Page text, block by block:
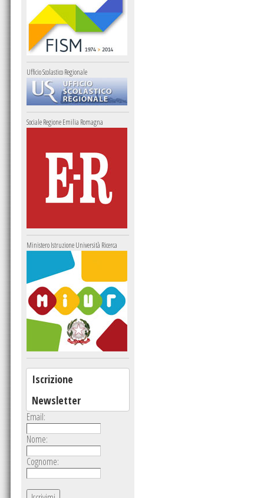
Ufficio Scolastico Regionale
Sociale Regione Emilia Romagna
Ministero Istruzione Università Ricerca
Iscrizione
Newsletter
Email:
Nome:
Cognome: